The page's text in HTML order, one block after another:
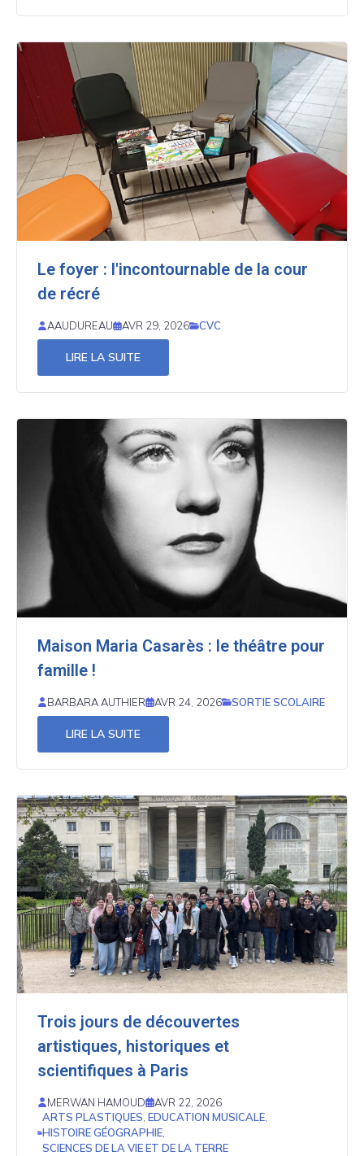
Le foyer : l'incontournable de la cour
de récré
AAUDUREAU AVR 29, 2026 CVC
LIRE LA SUITE
Maison Maria Casarès : le théâtre pour
famille !
BARBARA AUTHIER AVR 24, 2026 SORTIE SCOLAIRE
LIRE LA SUITE
Trois jours de découvertes
artistiques, historiques et
scientifiques à Paris
MERWAN HAMOUD
AVR 22, 2026
ARTS PLASTIQUES ,EDUCATION MUSICALE
HISTOIRE GÉOGRAPHIE
SCIENCES DE LA VIE ET DE LA TERRE